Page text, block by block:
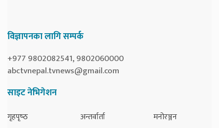
विज्ञापनका लागि सम्पर्क
+977 9802082541, 9802060000
abctvnepal.tvnews@gmail.com
साइट नेभिगेशन
गृहपृष्‍ठ
अन्तर्वार्ता
मनोरञ्जन